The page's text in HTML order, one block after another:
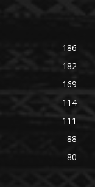
186
182
169
114
111
88
80